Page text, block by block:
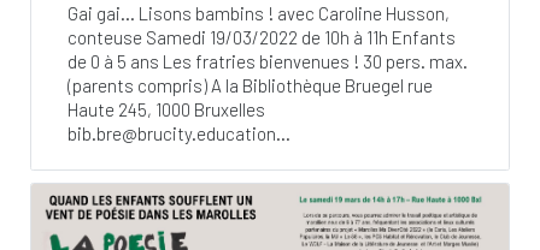
Gai gai… Lisons bambins ! avec Caroline Husson,
conteuse Samedi 19/03/2022 de 10h à 11h Enfants
de 0 à 5 ans Les fratries bienvenues ! 30 pers. max.
(parents compris) A la Bibliothèque Bruegel rue
Haute 245, 1000 Bruxelles
bib.bre@brucity.education...